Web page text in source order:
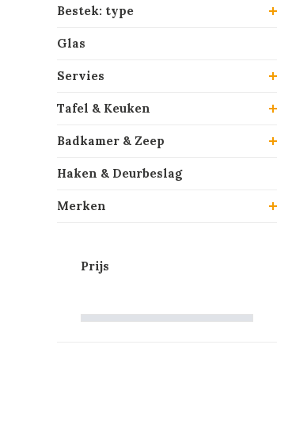
Bestek: type
Glas
Servies
Tafel & Keuken
Badkamer & Zeep
Haken & Deurbeslag
Merken
Prijs